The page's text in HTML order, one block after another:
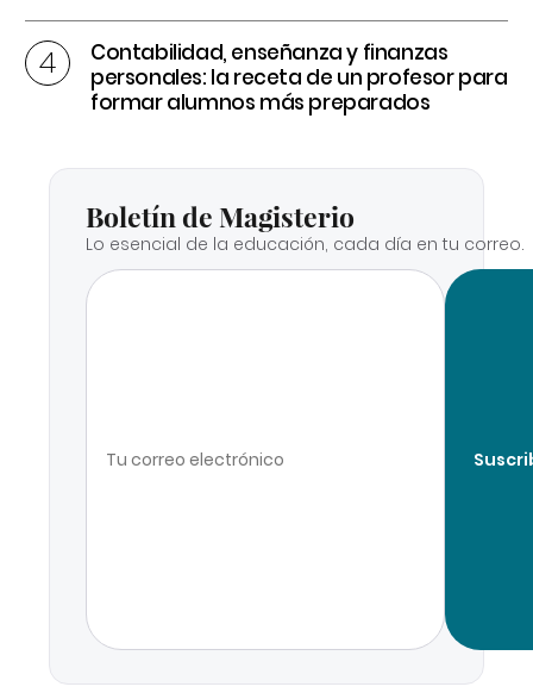
Contabilidad, enseñanza y finanzas
personales: la receta de un profesor para
formar alumnos más preparados
Boletín de Magisterio
Lo esencial de la educación, cada día en tu correo.